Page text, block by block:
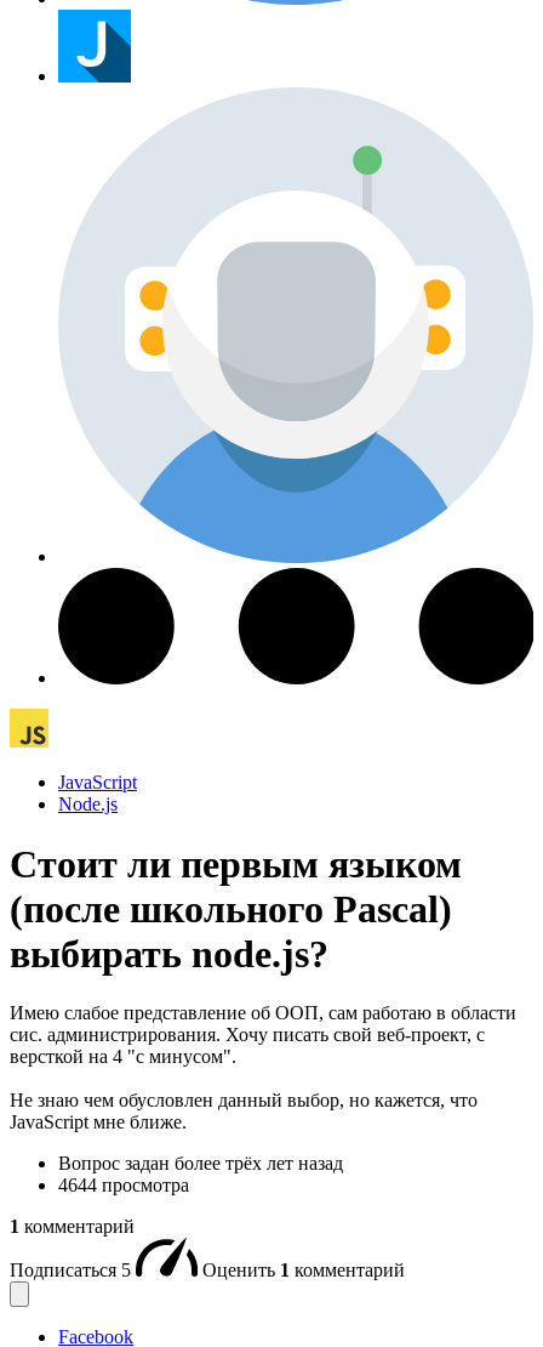
JavaScript
Node.js
Стоит ли первым языком
(после школьного Pascal)
выбирать node.js?
Имею слабое представление об ООП, сам работаю в области
сис. администрирования. Хочу писать свой веб-проект, с
версткой на 4 "с минусом".
Не знаю чем обусловлен данный выбор, но кажется, что
JavaScript мне ближе.
Вопрос задан более трёх лет назад
4644 просмотра
1 комментарий
Подписаться 5 Оценить 1 комментарий
Facebook